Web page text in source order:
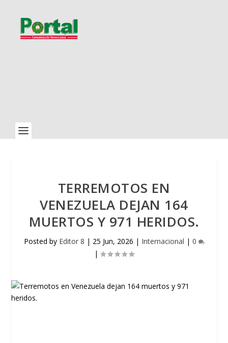
TERREMOTOS EN
VENEZUELA DEJAN 164
MUERTOS Y 971 HERIDOS.
Posted by Editor 8 | 25 Jun, 2026 | Internacional | 0
|